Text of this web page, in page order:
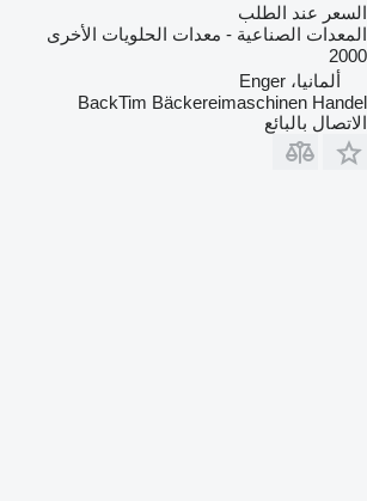
السعر عند الطلب
المعدات الصناعية - معدات الحلويات الأخرى
2000
ألمانيا، Enger
BackTim Bäckereimaschinen Handel
الاتصال بالبائع